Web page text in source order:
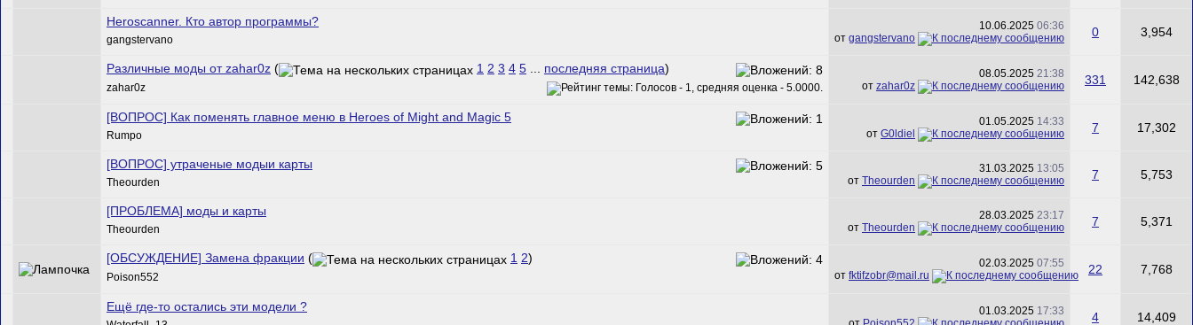
Heroscanner. Кто автор программы?
gangstervano
10.06.2025 06:36
от gangstervano 0 3,954
Различные моды от zahar0z ( 1 2 3 4 5 ... последняя страница)
zahar0z
08.05.2025 21:38
от zahar0z 331 142,638
[ВОПРОС] Как поменять главное меню в Heroes of Might and Magic 5
Rumpo
01.05.2025 14:33
от G0ldiel 7 17,302
[ВОПРОС] утраченые модыи карты
Theourden
31.03.2025 13:05
от Theourden 7 5,753
[ПРОБЛЕМА] моды и карты
Theourden
28.03.2025 23:17
от Theourden 7 5,371
[ОБСУЖДЕНИЕ] Замена фракции ( 1 2)
Poison552
02.03.2025 07:55
от fktifzobr@mail.ru 22 7,768
Ещё где-то остались эти модели ? 01.03.2025 17:33
4 14,409